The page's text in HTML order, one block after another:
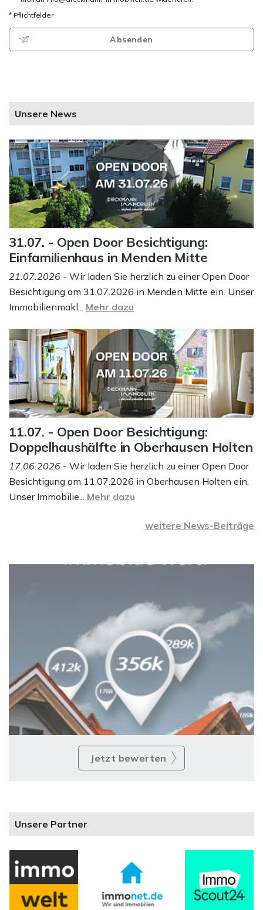
* Pflichtfelder
Absenden
Unsere News
31.07. - Open Door Besichtigung:
Einfamilienhaus in Menden Mitte
21.07.2026 - Wir laden Sie herzlich zu einer Open Door
Besichtigung am 31.07.2026 in Menden Mitte ein. Unser
Immobilienmakl... Mehr dazu
11.07. - Open Door Besichtigung:
Doppelhaushälfte in Oberhausen Holten
17.06.2026 - Wir laden Sie herzlich zu einer Open Door
Besichtigung am 11.07.2026 in Oberhausen Holten ein.
Unser Immobilie... Mehr dazu
weitere News-Beiträge
Jetzt bewerten
Unsere Partner